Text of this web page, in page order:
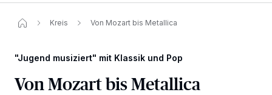
Kreis Von Mozart bis Metallica
"Jugend musiziert" mit Klassik und Pop
Von Mozart bis Metallica